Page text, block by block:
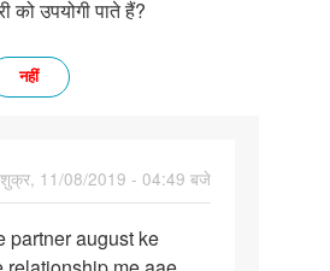
को उपयोगी पाते हैं?
नहीं
शुक्र, 11/08/2019 - 04:49 बजे
partner august ke